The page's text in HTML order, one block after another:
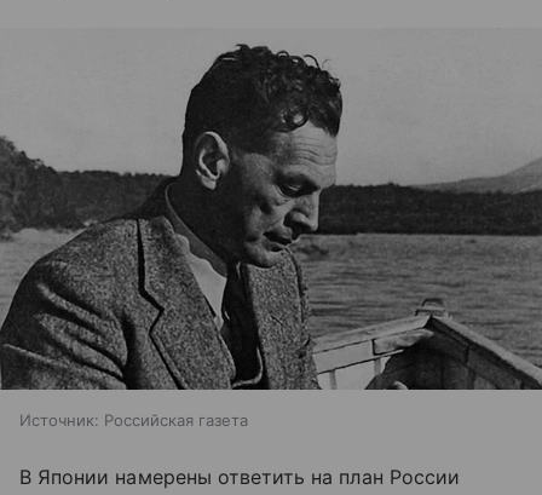
Источник: Российская газета
В Японии намерены ответить на план России